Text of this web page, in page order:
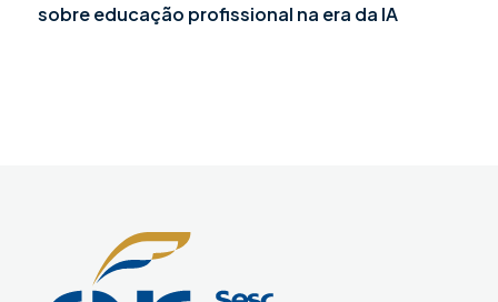
sobre educação profissional na era da IA